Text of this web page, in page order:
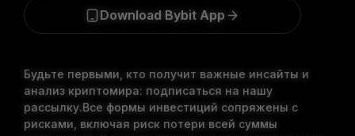
Будьте первыми, кто получит важные инсайты и
анализ криптомира: подписаться на нашу
рассылку.Все формы инвестиций сопряжены с
рисками, включая риск потери всей суммы
Download Bybit App